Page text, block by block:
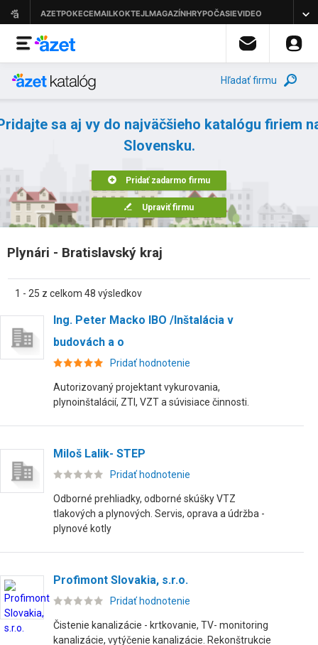
Hľadať firmu
sa aj vy do najväčšieho katalógu firiem
Slovensku.
Pridať zadarmo firmu
Upraviť firmu
Plynári - Bratislavský kraj
1 - 25 z celkom 48 výsledkov
Ing. Peter Macko IBO /Inštalácia v
budovách a o
Pridať hodnotenie
Autorizovaný projektant vykurovania,
plynoinštalácií, ZTI, VZT a súvisiace činnosti.
Miloš Lalik- STEP
Pridať hodnotenie
Odborné prehliadky, odborné skúšky VTZ
tlakových a plynových. Servis, oprava a údržba -
plynové kotly
Profimont Slovakia, s.r.o.
Pridať hodnotenie
Čistenie kanalizácie - krtkovanie, TV- monitoring
kanalizácie, vytýčenie kanalizácie. Rekonštrukcie